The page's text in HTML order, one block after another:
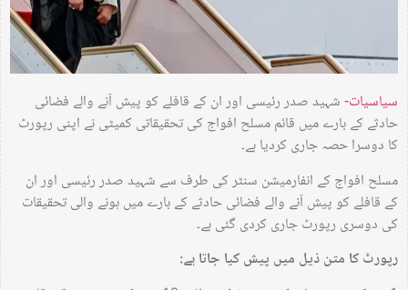
سیاسیات-شہید صدر رئیسی اور ان کے قافلے کو پیش آنے والے فضائی
حادثے کے بارے میں قائم مسلح افواج کی تحقیقاتی کمیٹی نے اپنی رپورٹ
کا دوسرا حصہ جاری کردیا ہے۔
مسلح افواج کے انفارمیشن سنٹر کی طرف سے شہید صدر رئیسی اور ان
کے قافلے کو پیش آنے والے فضائی حادثے کے بارے میں ہونے والی تحقیقات
کی دوسری رپورٹ جاری کردی گئی ہے۔
رپورٹ کا متن ذیل میں پیش کیا جاتا ہے: